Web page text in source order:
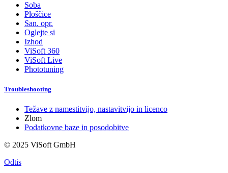
Soba
Ploščice
San. opr.
Oglejte si
Izhod
ViSoft 360
ViSoft Live
Phototuning
Troubleshooting
Težave z namestitvijo, nastavitvijo in licenco
Zlom
Podatkovne baze in posodobitve
© 2025 ViSoft GmbH
Odtis